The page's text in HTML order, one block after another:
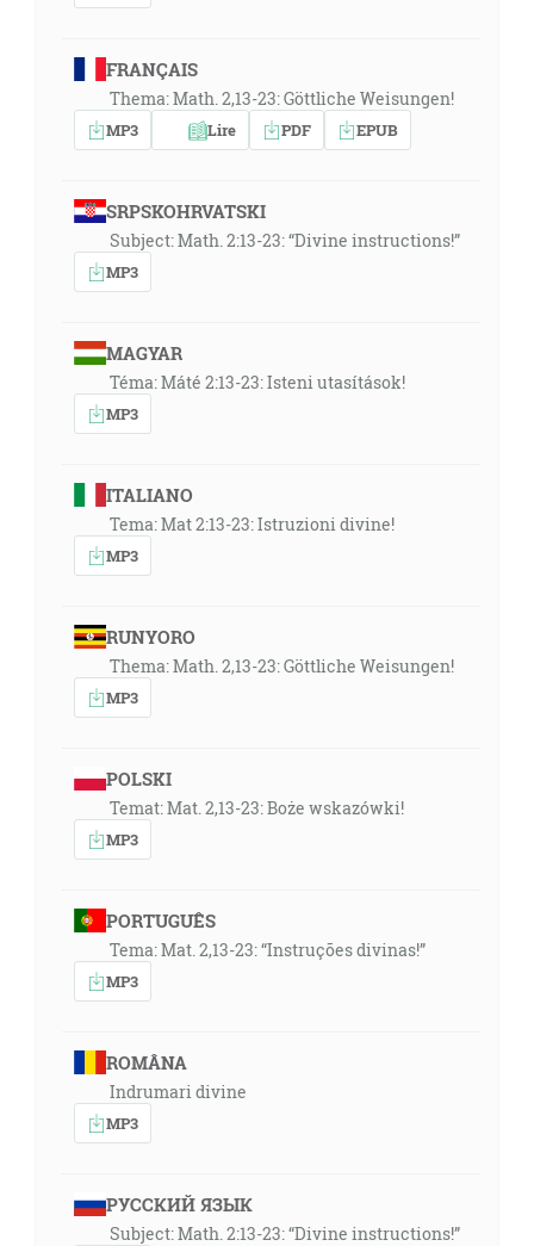
FRANÇAIS
Thema: Math. 2,13-23: Göttliche Weisungen!
MP3 Lire PDF EPUB
SRPSKOHRVATSKI
Subject: Math. 2:13-23: “Divine instructions!”
MP3
MAGYAR
Téma: Máté 2:13-23: Isteni utasítások!
MP3
ITALIANO
Tema: Mat 2:13-23: Istruzioni divine!
MP3
RUNYORO
Thema: Math. 2,13-23: Göttliche Weisungen!
MP3
POLSKI
Temat: Mat. 2,13-23: Boże wskazówki!
MP3
PORTUGUÊS
Tema: Mat. 2,13-23: “Instruções divinas!”
MP3
ROMÂNA
Indrumari divine
MP3
РУССКИЙ ЯЗЫК
Subject: Math. 2:13-23: “Divine instructions!”